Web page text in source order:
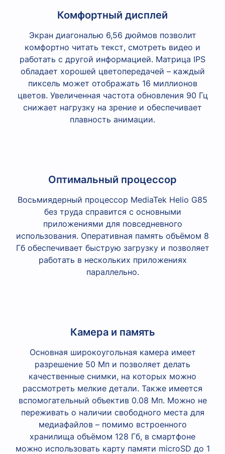
Комфортный дисплей
Экран диагональю 6,56 дюймов позволит
комфортно читать текст, смотреть видео и
работать с другой информацией. Матрица IPS
обладает хорошей цветопередачей – каждый
пиксель может отображать 16 миллионов
цветов. Увеличенная частота обновления 90 Гц
снижает нагрузку на зрение и обеспечивает
плавность анимации.
Оптимальный процессор
Восьмиядерный процессор MediaTek Helio G85
без труда справится с основными
приложениями для повседневного
использования. Оперативная память объёмом 8
Гб обеспечивает быструю загрузку и позволяет
работать в нескольких приложениях
параллельно.
Камера и память
Основная широкоугольная камера имеет
разрешение 50 Мп и позволяет делать
качественные снимки, на которых можно
рассмотреть мелкие детали. Также имеется
вспомогательный объектив 0.08 Мп. Можно не
переживать о наличии свободного места для
медиафайлов – помимо встроенного
хранилища объёмом 128 Гб, в смартфоне
можно использовать карту памяти microSD до 1